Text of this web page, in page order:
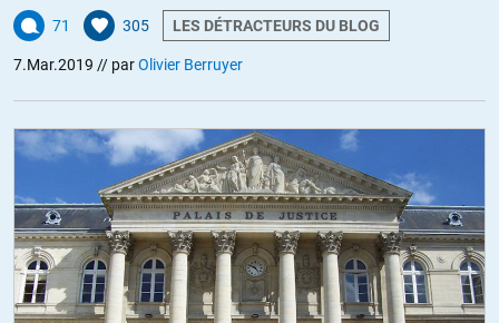
71 305 LES DÉTRACTEURS DU BLOG
7.Mar.2019 // parOlivier Berruyer